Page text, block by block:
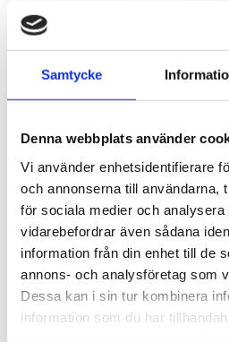
Samtycke
Denna webbplats använder
Vi använder enhetsidentifierare
och annonserna till användarna,
för sociala medier och
vidarebefordrar även sådana
information från din enhet till de
annons- och analysföretag som
Dessa kan i sin tur kombinera
information som du har